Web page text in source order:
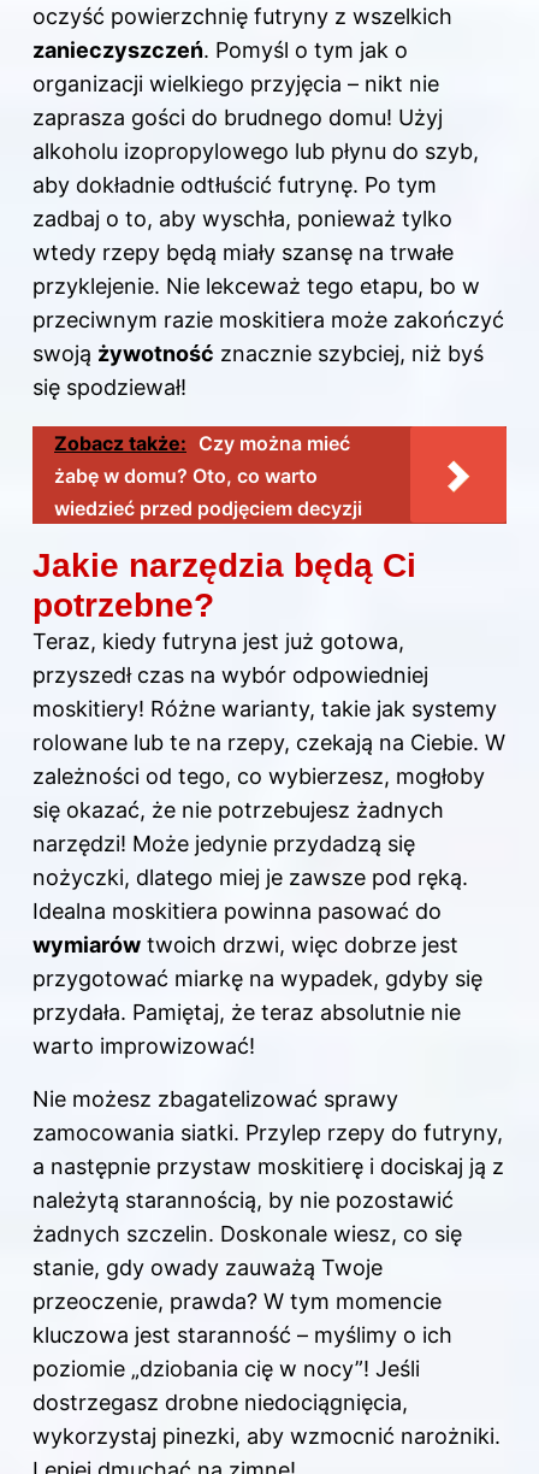
oczyść powierzchnię futryny z wszelkich
zanieczyszczeń. Pomyśl o tym jak o
organizacji wielkiego przyjęcia – nikt nie
zaprasza gości do brudnego domu! Użyj
alkoholu izopropylowego lub płynu do szyb,
aby dokładnie odtłuścić futrynę. Po tym
zadbaj o to, aby wyschła, ponieważ tylko
wtedy rzepy będą miały szansę na trwałe
przyklejenie. Nie lekceważ tego etapu, bo w
przeciwnym razie moskitiera może zakończyć
swoją żywotność znacznie szybciej, niż byś
się spodziewał!
Zobacz także: Czy można mieć
żabę w domu? Oto, co warto
wiedzieć przed podjęciem decyzji
Jakie narzędzia będą Ci
potrzebne?
Teraz, kiedy futryna jest już gotowa,
przyszedł czas na wybór odpowiedniej
moskitiery! Różne warianty, takie jak systemy
rolowane lub te na rzepy, czekają na Ciebie. W
zależności od tego, co wybierzesz, mogłoby
się okazać, że nie potrzebujesz żadnych
narzędzi! Może jedynie przydadzą się
nożyczki, dlatego miej je zawsze pod ręką.
Idealna moskitiera powinna pasować do
wymiarów twoich drzwi, więc dobrze jest
przygotować miarkę na wypadek, gdyby się
przydała. Pamiętaj, że teraz absolutnie nie
warto improwizować!
Nie możesz zbagatelizować sprawy
zamocowania siatki. Przylep rzepy do futryny,
a następnie przystaw moskitierę i dociskaj ją z
należytą starannością, by nie pozostawić
żadnych szczelin. Doskonale wiesz, co się
stanie, gdy owady zauważą Twoje
przeoczenie, prawda? W tym momencie
kluczowa jest staranność – myślimy o ich
poziomie „dziobania cię w nocy”! Jeśli
dostrzegasz drobne niedociągnięcia,
wykorzystaj pinezki, aby wzmocnić narożniki.